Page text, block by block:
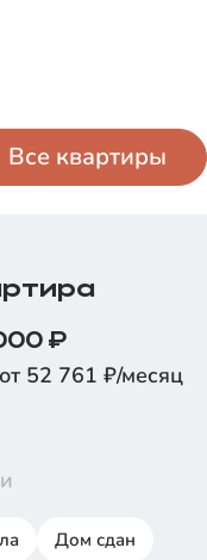
Все квартиры
₽
от 52 761 ₽/месяц
Дом сдан